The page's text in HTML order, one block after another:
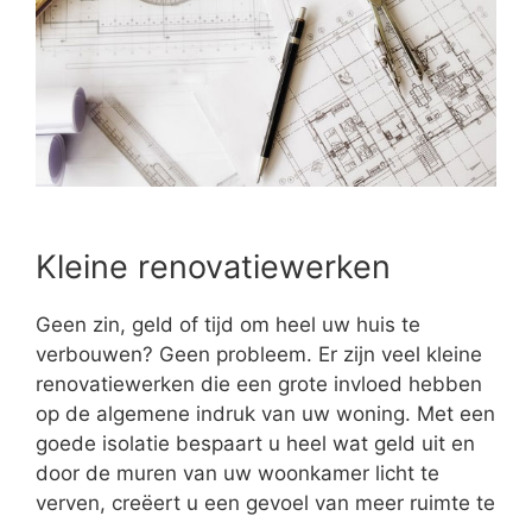
Kleine renovatiewerken
Geen zin, geld of tijd om heel uw huis te
verbouwen? Geen probleem. Er zijn veel kleine
renovatiewerken die een grote invloed hebben
op de algemene indruk van uw woning. Met een
goede isolatie bespaart u heel wat geld uit en
door de muren van uw woonkamer licht te
verven, creëert u een gevoel van meer ruimte te